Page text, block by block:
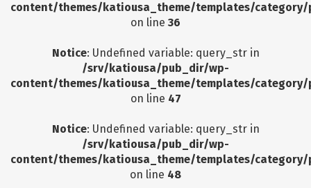
content/themes/katiousa_theme/templates/
on line 36
Notice: Undefined variable: query_str in
/srv/katiousa/pub_dir/wp-
content/themes/katiousa_theme/templates/
on line 47
Notice: Undefined variable: query_str in
/srv/katiousa/pub_dir/wp-
content/themes/katiousa_theme/templates/
on line 48